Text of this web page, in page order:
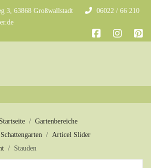
3, 63868 Großwallstadt
06022 / 66 210
Startseite
Gartenbereiche
Articel Slider
Stauden